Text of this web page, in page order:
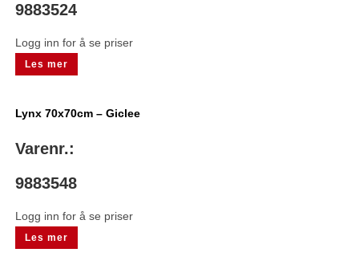
9883524
Logg inn for å se priser
Les mer
Lynx 70x70cm – Giclee
Varenr.:
9883548
Logg inn for å se priser
Les mer